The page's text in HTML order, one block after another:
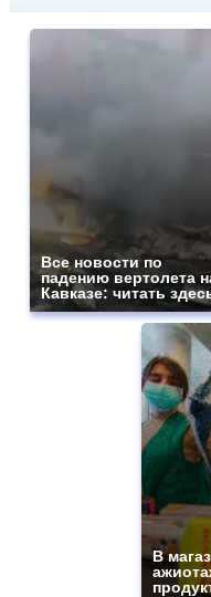
Все новости по
падению вертолета
Кавказе: читать
В